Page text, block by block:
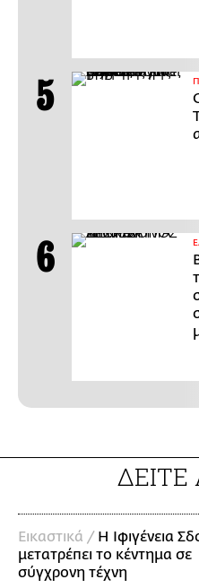
Εικαστικά / Η Ιφιγένεια
μετατρέπει το κέντημα σε
σύγχρονη τέχνη